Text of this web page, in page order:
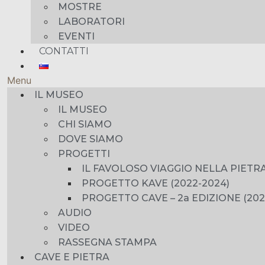
MOSTRE
LABORATORI
EVENTI
CONTATTI
Menu
IL MUSEO
IL MUSEO
CHI SIAMO
DOVE SIAMO
PROGETTI
IL FAVOLOSO VIAGGIO NELLA
PROGETTO KAVE (2022-2024)
PROGETTO CAVE – 2a EDIZIONE
AUDIO
VIDEO
RASSEGNA STAMPA
CAVE E PIETRA